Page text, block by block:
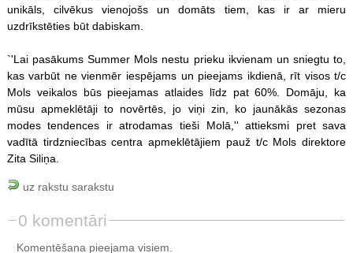
unikāls, cilvēkus vienojošs un domāts tiem, kas ir ar mieru
uzdrīkstēties būt dabiskam.
`'Lai pasākums Summer Mols nestu prieku ikvienam un sniegtu to,
kas varbūt ne vienmēr iespējams un pieejams ikdienā, rīt visos t/c
Mols veikalos būs pieejamas atlaides līdz pat 60%. Domāju, ka
mūsu apmeklētāji to novērtēs, jo viņi zin, ko jaunākās sezonas
modes tendences ir atrodamas tieši Molā,'' attieksmi pret sava
vadītā tirdzniecības centra apmeklētājiem pauž t/c Mols direktore
Zita Siliņa.
uz rakstu sarakstu
0 komentāri
Komentēšana pieejama visiem.